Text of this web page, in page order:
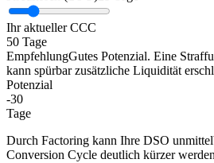
Ihr aktueller CCC
50 Tage
EmpfehlungGutes Potenzial. Eine
kann spürbar zusätzliche Liquidität
Potenzial
-30
Tage
Durch Factoring kann Ihre DSO
Conversion Cycle deutlich kürzer